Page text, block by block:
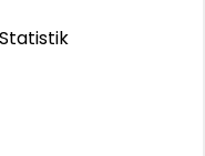
Statistik